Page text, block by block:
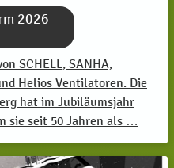
2026
SCHELL, SANHA,
Helios Ventilatoren. Die
hat im Jubiläumsjahr
sie seit 50 Jahren als …